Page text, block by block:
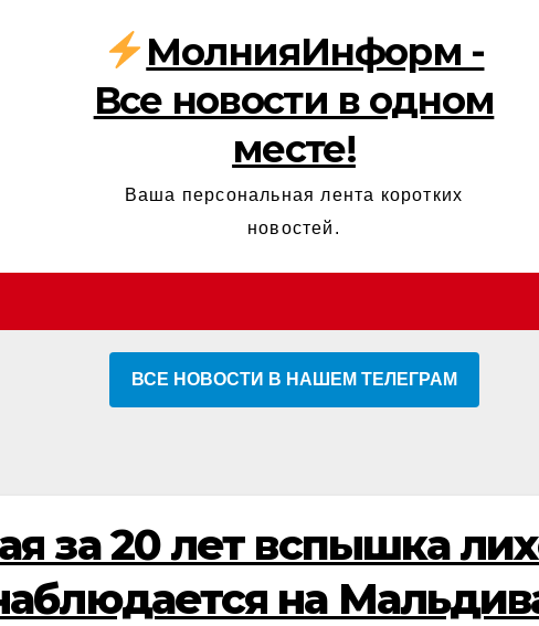
МолнияИнформ -
Все новости в одном
месте!
Ваша персональная лента коротких
новостей.
ВСЕ НОВОСТИ В НАШЕМ ТЕЛЕГРАМ
за 20 лет вспышка
на